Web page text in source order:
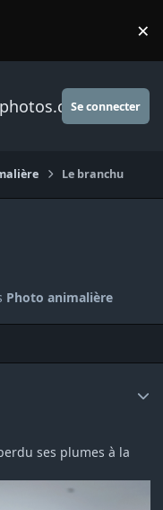
×
Se connecter
Le branchu
Photo animalière
ses plumes à la